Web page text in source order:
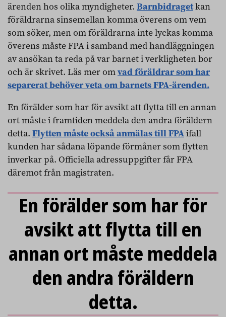
ärenden hos olika myndigheter. Barnbidragetkan
föräldrarna sinsemellan komma överens om vem
som söker, men om föräldrarna inte lyckas komma
överens måste FPA i samband med handläggningen
av ansökan ta reda på var barnet i verkligheten bor
och är skrivet. Läs mer omvad föräldrar som har
separerat behöver veta om barnets FPA-ärenden.
En förälder som har för avsikt att flytta till en annan
ort måste i framtiden meddela den andra föräldern
detta. Flytten måste också anmälas till FPAifall
kunden har sådana löpande förmåner som flytten
inverkar på. Officiella adressuppgifter får FPA
däremot från magistraten.
En förälder som har för
avsikt att flytta till en
annan ort måste meddela
den andra föräldern
detta.